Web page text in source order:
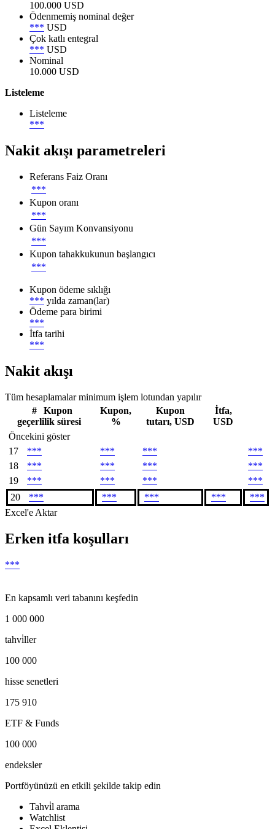
100.000 USD
Ödenmemiş nominal değer
*** USD
Çok katlı entegral
*** USD
Nominal
10.000 USD
Listeleme
Listeleme
***
Nakit akışı parametreleri
Referans Faiz Oranı
***
Kupon oranı
***
Gün Sayım Konvansiyonu
***
Kupon tahakkukunun başlangıcı
***
Kupon ödeme sıklığı
*** yılda zaman(lar)
Ödeme para birimi
***
İtfa tarihi
***
Nakit akışı
Tüm hesaplamalar minimum işlem lotundan yapılır
#
Kupon
geçerlilik süresi
Kupon,
%
Kupon
tutarı, USD
İtfa,
USD
Öncekini göster
17
*** *** ***
***
18
*** *** ***
***
19
*** *** ***
***
20
*** *** *** ***
***
Excel'e Aktar
Erken itfa koşulları
***
En kapsamlı veri tabanını keşfedin
1 000 000
tahvi̇ller
100 000
hisse senetleri
175 910
ETF & Funds
100 000
endeksler
Portföyünüzü en etkili şekilde takip edin
Tahvi̇l arama
Watchlist